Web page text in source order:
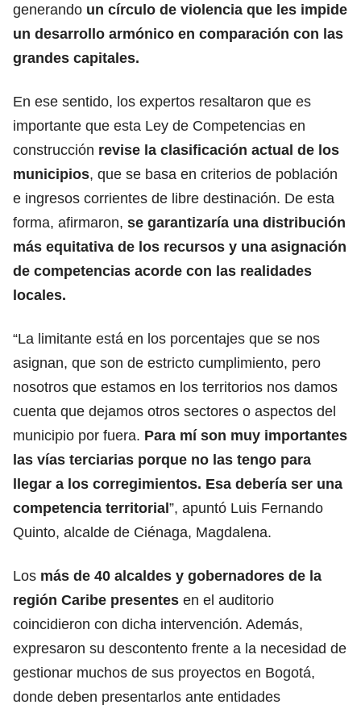
generando un círculo de violencia que les impide
un desarrollo armónico en comparación con las
grandes capitales.
En ese sentido, los expertos resaltaron que es
importante que esta Ley de Competencias en
construcción revise la clasificación actual de los
municipios, que se basa en criterios de población
e ingresos corrientes de libre destinación. De esta
forma, afirmaron, se garantizaría una distribución
más equitativa de los recursos y una asignación
de competencias acorde con las realidades
locales.
“La limitante está en los porcentajes que se nos
asignan, que son de estricto cumplimiento, pero
nosotros que estamos en los territorios nos damos
cuenta que dejamos otros sectores o aspectos del
municipio por fuera. Para mí son muy importantes
las vías terciarias porque no las tengo para
llegar a los corregimientos. Esa debería ser una
competencia territorial”, apuntó Luis Fernando
Quinto, alcalde de Ciénaga, Magdalena.
Los más de 40 alcaldes y gobernadores de la
región Caribe presentes en el auditorio
coincidieron con dicha intervención. Además,
expresaron su descontento frente a la necesidad de
gestionar muchos de sus proyectos en Bogotá,
donde deben presentarlos ante entidades